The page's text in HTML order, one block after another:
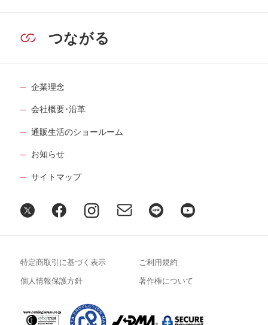
つながる
企業理念
会社概要･沿革
通販生活のショールーム
お知らせ
サイトマップ
特定商取引に基づく表示 ご利用規約
個人情報保護方針 著作権について